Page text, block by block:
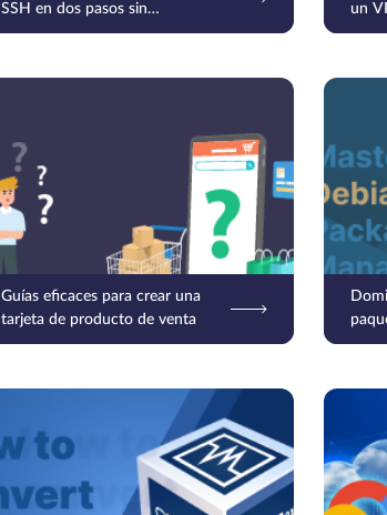
SSH en dos pasos sin
contraseña en Ubuntu
un
Guías eficaces para crear una
tarjeta de producto de venta